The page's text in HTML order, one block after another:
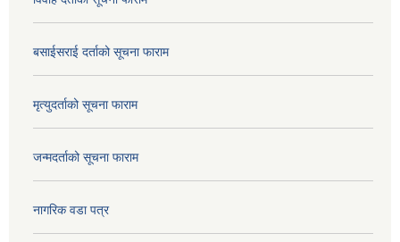
बसाईसराई दर्ताको सूचना फाराम
मृत्युदर्ताको सूचना फाराम
जन्मदर्ताको सूचना फाराम
नागरिक वडा पत्र